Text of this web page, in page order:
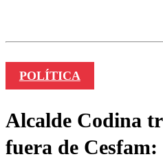
POLÍTICA
Alcalde Codina
fuera de